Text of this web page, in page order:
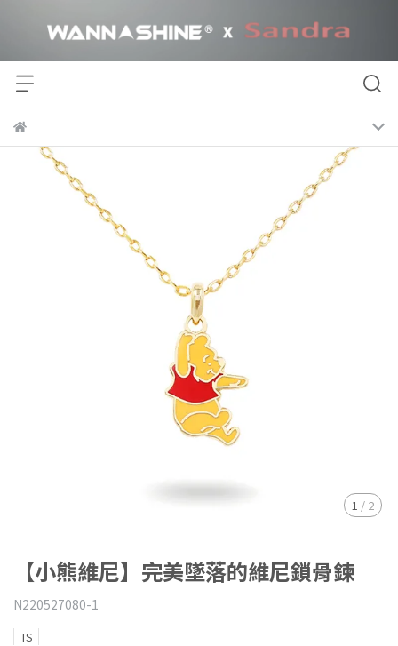
1 / 2
【小熊維尼】完美墜落的維尼鎖骨鍊
N220527080-1
TS